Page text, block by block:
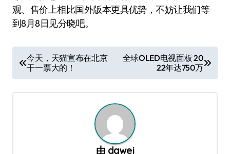
观、售价上相比国外版本更具优势，不妨让我们等
到8月8日见分晓吧。
章
导
今天，天猫宣布在北京
干一票大的！
全球OLED电视面板 20
22年达750万
由 dawei